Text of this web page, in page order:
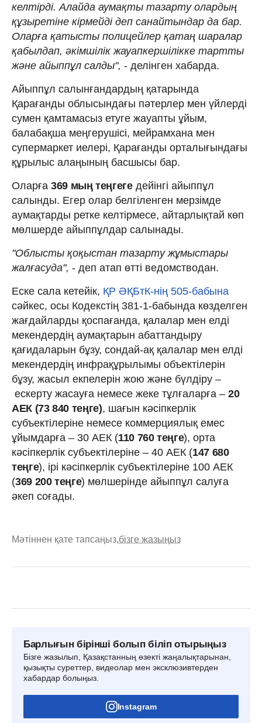
келтірді. Алайда аумақты тазарту олардың
құзыретіне кірмейді деп санайтындар да бар.
Оларға қатысты полицейлер қатаң шаралар
қабылдап, әкімшілік жауапкершілікке тартты
және айыппұл салды", - делінген хабарда.
Айыппұл салынғандардың қатарында
Қарағанды ​​облысындағы пәтерлер мен үйлерді
сумен қамтамасыз етуге жауапты ұйым,
балабақша меңгерушісі, мейрамхана мен
супермаркет иелері, Қарағанды орталығындағы
құрылыс алаңының басшысы бар.
Оларға 369 мың теңгегедейінгі айыппұл
салынды. Егер олар белгіленген мерзімде
аумақтарды ретке келтірмесе, айтарлықтай көп
мөлшерде айыппұлдар салынады.
"Облысты қоқыстан тазарту жұмыстары
жалғасуда", - деп атап өтті ведомстводан.
Еске сала кетейік, ҚР ӘҚБтК-нің 505-бабына
сәйкес, осы Кодекстің 381-1-бабында көзделген
жағдайларды қоспағанда, қалалар мен елдi
мекендердiң аумақтарын абаттандыру
қағидаларын бұзу, сондай-ақ қалалар мен елді
мекендердің инфрақұрылымы объектілерін
бұзу, жасыл екпелерін жою және бүлдіру –
ескерту жасауға немесе жеке тұлғаларға – 20
АЕК (73 840 теңге), шағын кәсiпкерлiк
субъектiлерiне немесе коммерциялық емес
ұйымдарға – 30 АЕК (110 760 теңге), орта
кәсіпкерлік субъектілеріне – 40 АЕК (147 680
теңге), ірі кәсіпкерлік субъектілеріне 100 АЕК
(369 200 теңге) мөлшерінде айыппұл салуға
әкеп соғады.
Мәтіннен қате тапсаңыз,бізге жазыңыз
Барлығын бірінші болып біліп отырыңыз
Бізге жазылып, Қазақстанның өзекті жаңалықтарынан,
қызықты суреттер, видеолар мен эксклюзивтерден
хабардар болыңыз.
Instagram